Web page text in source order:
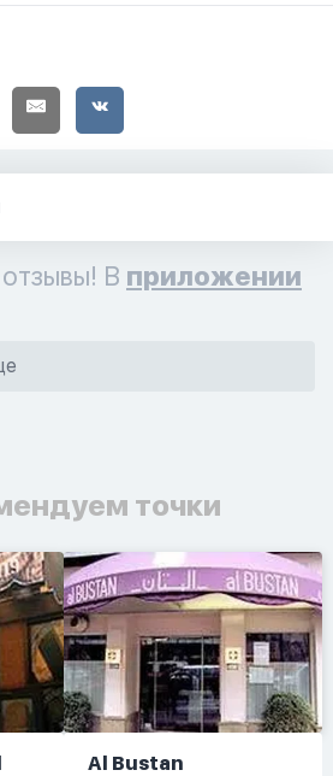
В приложении
точки
Al Bustan